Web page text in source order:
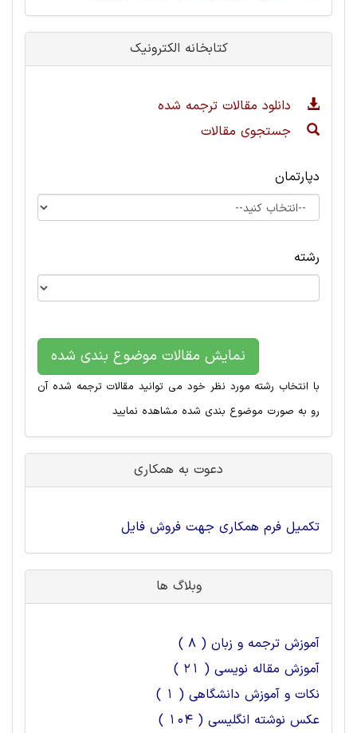
کتابخانه الکترونیک
دانلود مقالات ترجمه شده
جستجوی مقالات
دپارتمان
رشته
نمایش مقالات موضوع بندی شده
با انتخاب رشته مورد نظر خود می توانید مقالات ترجمه شده آن
رو به صورت موضوع بندی شده مشاهده نمایید
دعوت به همکاری
تکمیل فرم همکاری جهت فروش فایل
وبلاگ ها
آموزش ترجمه و زبان ( 8 )
آموزش مقاله نویسی ( 21 )
نکات و آموزش دانشگاهی ( 1 )
عکس نوشته انگلیسی ( 104 )